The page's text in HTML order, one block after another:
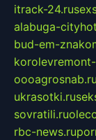
itrack-24.ru
alabuga-
bud-em-
oooagrosnab.ru
ukrasotki.ru
sovratili.ru
rbc-news.ru